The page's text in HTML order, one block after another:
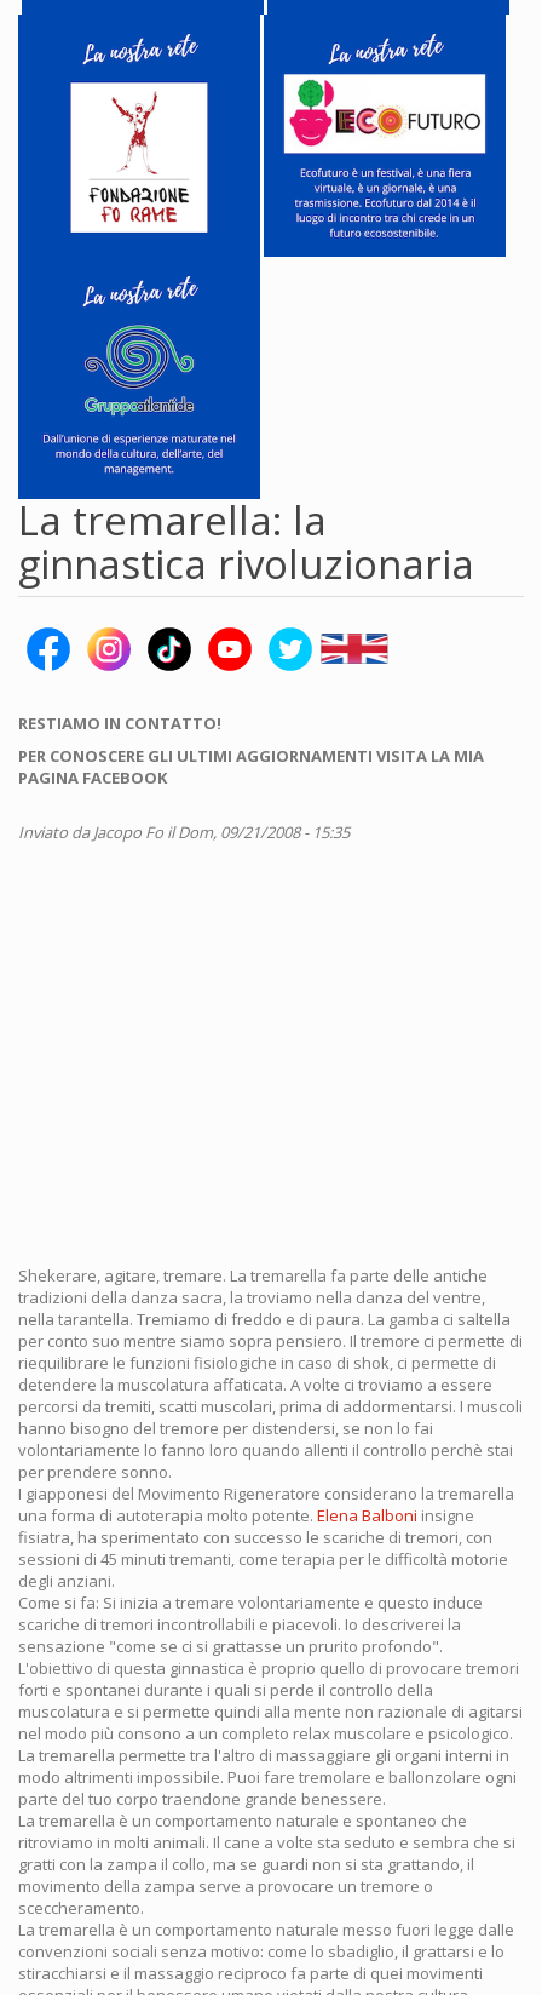
La tremarella: la
ginnastica rivoluzionaria
RESTIAMO IN CONTATTO!
PER CONOSCERE GLI ULTIMI AGGIORNAMENTI VISITA LA MIA
PAGINA FACEBOOK
Inviato daJacopo Fo il Dom, 09/21/2008 - 15:35
Shekerare, agitare, tremare. La tremarella fa parte delle antiche
tradizioni della danza sacra, la troviamo nella danza del ventre,
nella tarantella. Tremiamo di freddo e di paura. La gamba ci saltella
per conto suo mentre siamo sopra pensiero. Il tremore ci permette di
riequilibrare le funzioni fisiologiche in caso di shok, ci permette di
detendere la muscolatura affaticata. A volte ci troviamo a essere
percorsi da tremiti, scatti muscolari, prima di addormentarsi. I muscoli
hanno bisogno del tremore per distendersi, se non lo fai
volontariamente lo fanno loro quando allenti il controllo perchè stai
per prendere sonno.
I giapponesi del Movimento Rigeneratore considerano la tremarella
una forma di autoterapia molto potente. Elena Balboni insigne
fisiatra, ha sperimentato con successo le scariche di tremori, con
sessioni di 45 minuti tremanti, come terapia per le difficoltà motorie
degli anziani.
Come si fa: Si inizia a tremare volontariamente e questo induce
scariche di tremori incontrollabili e piacevoli. Io descriverei la
sensazione "come se ci si grattasse un prurito profondo".
L'obiettivo di questa ginnastica è proprio quello di provocare tremori
forti e spontanei durante i quali si perde il controllo della
muscolatura e si permette quindi alla mente non razionale di agitarsi
nel modo più consono a un completo relax muscolare e psicologico.
La tremarella permette tra l'altro di massaggiare gli organi interni in
modo altrimenti impossibile. Puoi fare tremolare e ballonzolare ogni
parte del tuo corpo traendone grande benessere.
La tremarella è un comportamento naturale e spontaneo che
ritroviamo in molti animali. Il cane a volte sta seduto e sembra che si
gratti con la zampa il collo, ma se guardi non si sta grattando, il
movimento della zampa serve a provocare un tremore o
sceccheramento.
La tremarella è un comportamento naturale messo fuori legge dalle
convenzioni sociali senza motivo: come lo sbadiglio, il grattarsi e lo
stiracchiarsi e il massaggio reciproco fa parte di quei movimenti